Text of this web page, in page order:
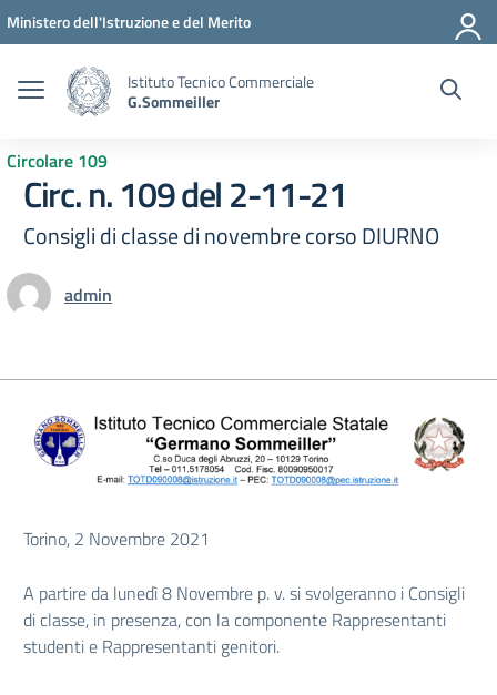
Vai ai contenuti
Vai al menu di navigazione
Vai al footer
Ministero dell'Istruzione e del Merito
Istituto Tecnico Commerciale
G.Sommeiller
Circolare 109
Circ. n. 109 del 2-11-21
Consigli di classe di novembre corso DIURNO
admin
Torino, 2 Novembre 2021
A partire da lunedì 8 Novembre p. v. si svolgeranno i Consigli
di classe, in presenza, con la componente Rappresentanti
studenti e Rappresentanti genitori.